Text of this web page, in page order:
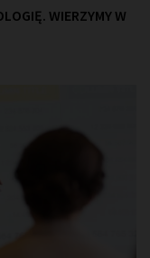
WIERZYMY W